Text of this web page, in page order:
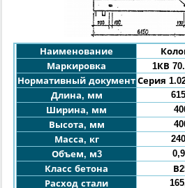
Наименование
Маркировка
1КВ 70
Нормативный документ Серия
Длина, мм
Ширина, мм
Высота, мм
Масса, кг
Объем, м3
Класс бетона
Расход стали